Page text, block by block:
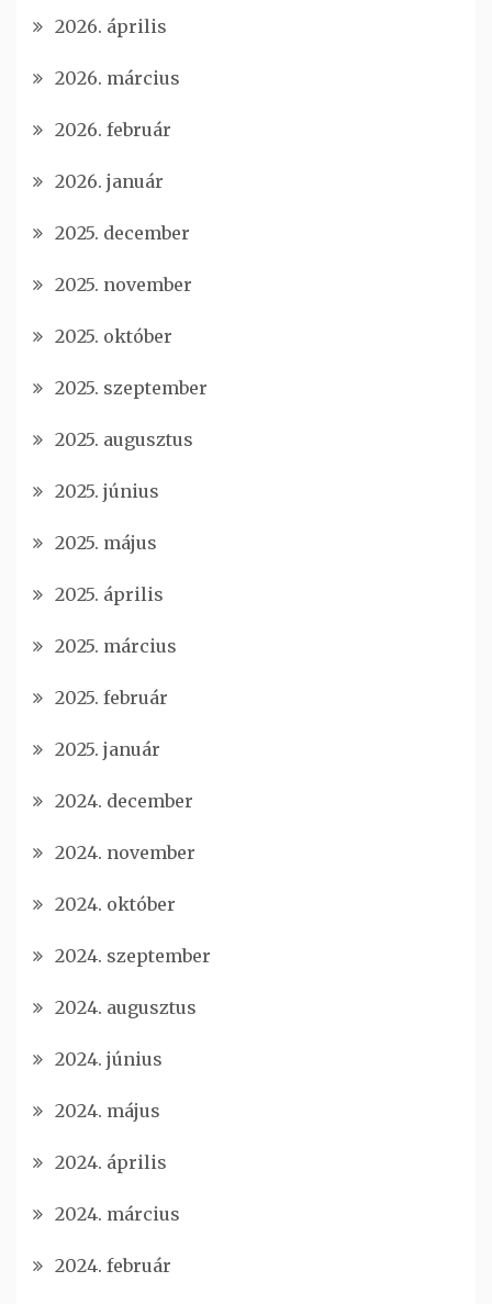
2026. április
2026. március
2026. február
2026. január
2025. december
2025. november
2025. október
2025. szeptember
2025. augusztus
2025. június
2025. május
2025. április
2025. március
2025. február
2025. január
2024. december
2024. november
2024. október
2024. szeptember
2024. augusztus
2024. június
2024. május
2024. április
2024. március
2024. február